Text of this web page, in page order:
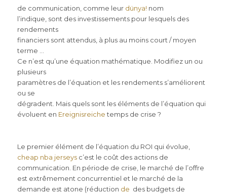
de communication, comme leur dünya!nom
l’indique, sont des investissements pour lesquels des
rendements
financiers sont attendus, à plus au moins court / moyen
terme …
Ce n’est qu’une équation mathématique. Modifiez un ou
plusieurs
paramètres de l’équation et les rendements s’améliorent
ou se
dégradent. Mais quels sont les éléments de l’équation qui
évoluent en Ereignisreichetemps de crise ?
Le premier élément de l’équation du ROI qui évolue,
cheap nba jerseysc’est le coût des actions de
communication. En période de crise, le marché de l’offre
est extrêmement concurrentiel et le marché de la
demande est atone (réduction de des budgets de